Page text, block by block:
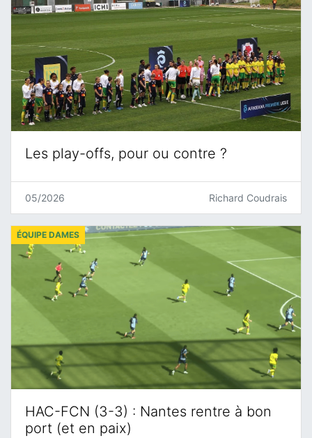
Les play-offs, pour ou contre ?
05/2026 Richard Coudrais
HAC-FCN (3-3) : Nantes rentre à bon
port (et en paix)
ÉQUIPE DAMES